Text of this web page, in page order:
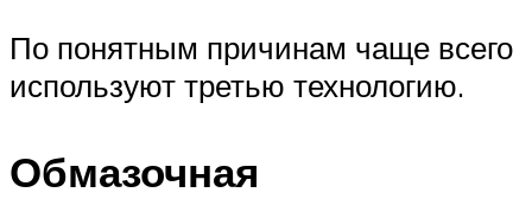
По понятным причинам чаще всего
используют третью технологию.
Обмазочная